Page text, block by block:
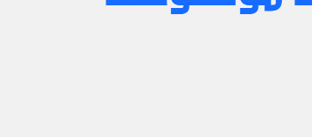
للبحث: